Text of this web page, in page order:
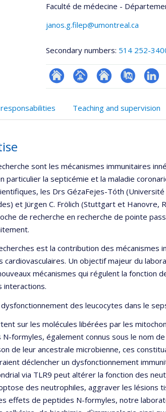
Faculté de médecine -
janos.g.filep@umontreal.ca
Secondary numbers: 514 252-
ResearchGate
Page
(faculté,département,école)
Site
de
PubMed
Teaching and supervision
sont les mécanismes immunitaires
particulier la septicémie et la maladie
les Drs GézaFejes-Tóth
et Jürgen C. Frölich (Stuttgart et Hanovre,
de recherche en recherche de pointe
est la contribution des mécanismes
cardiovasculaires. Un objectif majeur du
mécanismes qui régulent la fonction
interactions.
des leucocytes dans le
sur les molécules libérées par les
formyles, également connus sous le nom
de leur ancestrale microbienne, ces
déclencher un dysfonctionnement
via TLR9 peut altérer la fonction des
des neutrophiles, aggraver les lésions
effets de peptides N-formyles, notre